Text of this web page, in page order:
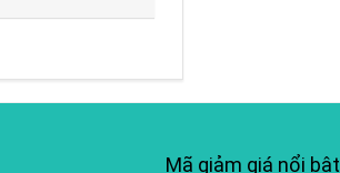
Mã giảm giá nổi bật